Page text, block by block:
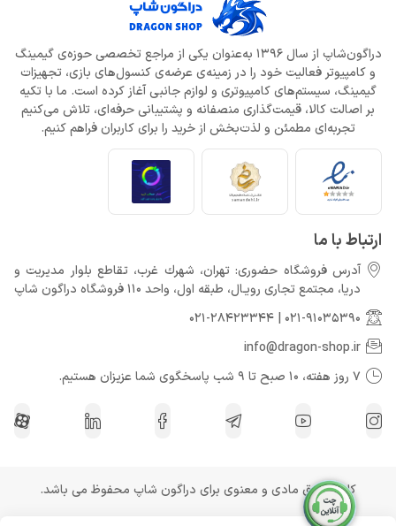
دراگون‌شاپ از سال 1396 به‌عنوان یکی از مراجع تخصصی حوزه‌ی گیمینگ
و کامپیوتر فعالیت خود را در زمینه‌ی عرضه‌ی کنسول‌های بازی، تجهیزات
گیمینگ، سیستم‌های کامپیوتری و لوازم جانبی آغاز کرده است. ما با تکیه
بر اصالت کالا، قیمت‌گذاری منصفانه و پشتیبانی حرفه‌ای، تلاش می‌کنیم
تجربه‌ای مطمئن و لذت‌بخش از خرید را برای کاربران فراهم کنیم.
ارتباط با ما
آدرس فروشگاه حضوری: تهران، شهرك غرب، تقاطع بلوار مدیریت و
دريا، مجتمع تجارى رويـال، طبقه اول، واحد 110 فروشگاه دراگون شاپ
021-91035390
|
021-28423344
info@dragon-shop.ir
7 روز هفته، 10 صبح تا 9 شب پاسخگوی شما عزیزان هستیم.
کلیه حقوق مادی و معنوی برای دراگون شاپ محفوظ می باشد.